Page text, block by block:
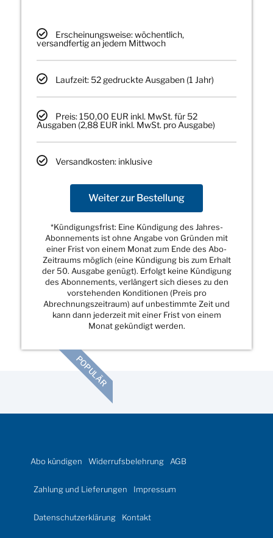
Erscheinungsweise: wöchentlich,
versandfertig an jedem Mittwoch
Laufzeit: 52 gedruckte Ausgaben (1 Jahr)
Preis: 150,00 EUR inkl. MwSt. für 52
Ausgaben (2,88 EUR inkl. MwSt. pro Ausgabe)
Versandkosten: inklusive
Weiter zur Bestellung
*Kündigungsfrist: Eine Kündigung des Jahres-
Abonnements ist ohne Angabe von Gründen mit
einer Frist von einem Monat zum Ende des Abo-
Zeitraums möglich (eine Kündigung bis zum Erhalt
der 50. Ausgabe genügt). Erfolgt keine Kündigung
des Abonnements, verlängert sich dieses zu den
vorstehenden Konditionen (Preis pro
Abrechnungszeitraum) auf unbestimmte Zeit und
kann dann jederzeit mit einer Frist von einem
Monat gekündigt werden.
POPULÄR
Abo kündigen Widerrufsbelehrung AGB
Zahlung und Lieferungen Impressum
Datenschutzerklärung Kontakt